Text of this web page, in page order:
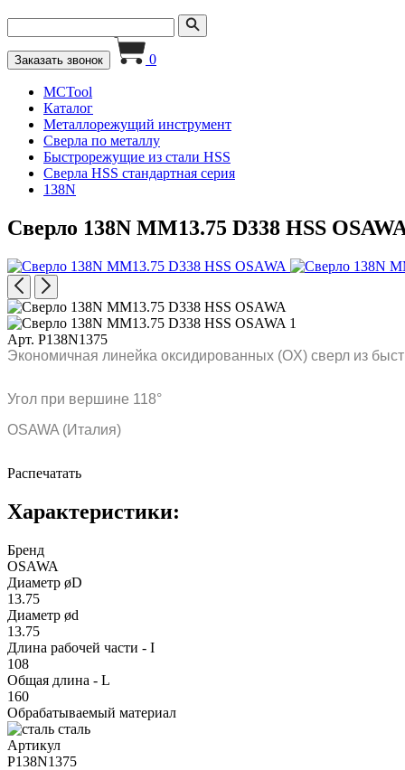
Заказать звонок 0
MCTool
Каталог
Металлорежущий инструмент
Сверла по металлу
Быстрорежущие из стали HSS
Сверла HSS стандартная серия
138N
Сверло 138N MM13.75 D338 HSS
Арт. P138N1375
Экономичная линейка оксидированных (OX) сверл из
Угол при вершине 118°
OSAWA (Италия)
Распечатать
Характеристики:
Бренд
OSAWA
Диаметр øD
13.75
Диаметр ød
13.75
Длина рабочей части - I
108
Общая длина - L
160
Обрабатываемый материал
сталь
Артикул
P138N1375